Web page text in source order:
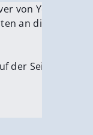
von YouTube.
an die Server
der Seite